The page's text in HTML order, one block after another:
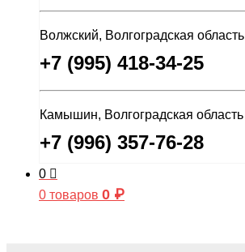
Волжский, Волгоградская область
+7 (995) 418-34-25
Камышин, Волгоградская область
+7 (996) 357-76-28
0
0 товаров 0 ₽